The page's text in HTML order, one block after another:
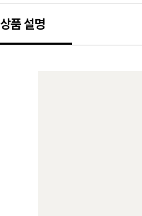
상품 설명